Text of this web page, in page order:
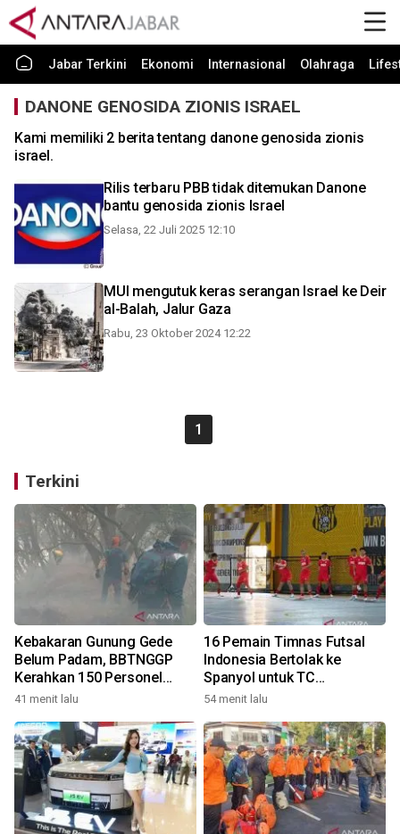
Jabar Terkini Ekonomi Internasional Olahraga
DANONE GENOSIDA ZIONIS ISRAEL
Kami memiliki 2 berita tentang danone genosida zionis
israel.
Rilis terbaru PBB tidak ditemukan Danone
bantu genosida zionis Israel
Selasa, 22 Juli 2025 12:10
MUI mengutuk keras serangan Israel ke Deir
al-Balah, Jalur Gaza
Rabu, 23 Oktober 2024 12:22
1
Terkini
Kebakaran Gunung Gede
Belum Padam, BBTNGGP
Kerahkan 150 Personel
Tambahan
41 menit lalu
16 Pemain Timnas Futsal
Indonesia Bertolak ke
Spanyol untuk TC
Komprehensif
54 menit lalu